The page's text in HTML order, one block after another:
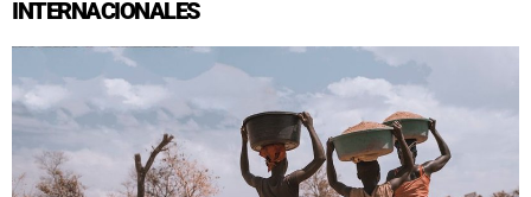
INTERNACIONALES